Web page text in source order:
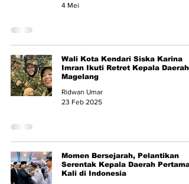
4 Mei
Wali Kota Kendari Siska Karina
Imran Ikuti Retret Kepala Daerah
Magelang
Ridwan Umar
23 Feb 2025
Momen Bersejarah, Pelantikan
Serentak Kepala Daerah Pertama
Kali di Indonesia